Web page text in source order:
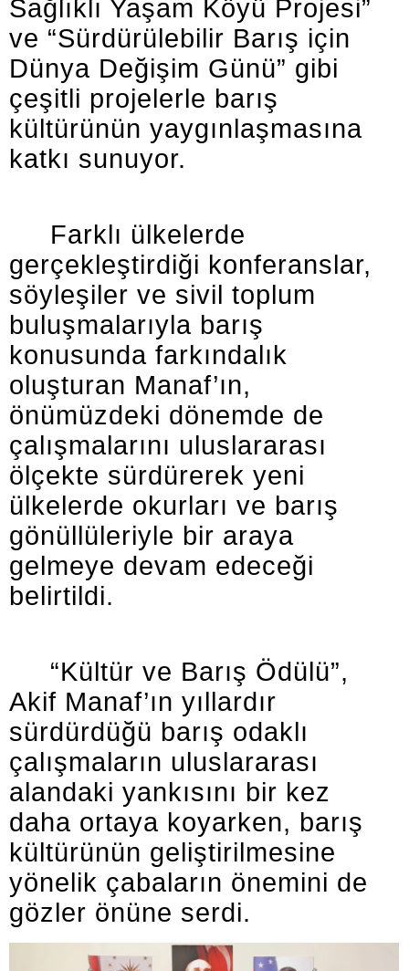
Sağlıklı Yaşam Köyü Projesi”
ve “Sürdürülebilir Barış için
Dünya Değişim Günü” gibi
çeşitli projelerle barış
kültürünün yaygınlaşmasına
katkı sunuyor.
Farklı ülkelerde
gerçekleştirdiği konferanslar,
söyleşiler ve sivil toplum
buluşmalarıyla barış
konusunda farkındalık
oluşturan Manaf’ın,
önümüzdeki dönemde de
çalışmalarını uluslararası
ölçekte sürdürerek yeni
ülkelerde okurları ve barış
gönüllüleriyle bir araya
gelmeye devam edeceği
belirtildi.
“Kültür ve Barış Ödülü”,
Akif Manaf’ın yıllardır
sürdürdüğü barış odaklı
çalışmaların uluslararası
alandaki yankısını bir kez
daha ortaya koyarken, barış
kültürünün geliştirilmesine
yönelik çabaların önemini de
gözler önüne serdi.